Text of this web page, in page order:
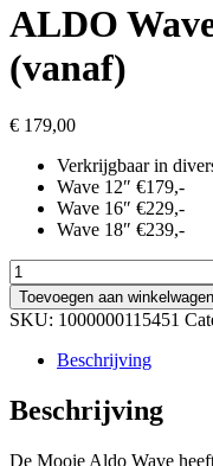
ALDO
(vanaf)
€ 179,00
Verkrijgbaar in
Wave 12″ €179,-
Wave 16″ €229,-
Wave 18″ €239,-
ALDO
Wave
12",
16",
(vanaf)
aantal
Toevoegen aan winkelwagen
SKU: 1000000115451
Beschrijving
Beschrijving
De Mooie Aldo Wave